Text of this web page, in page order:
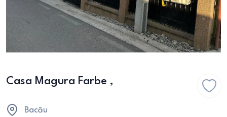
Casa Magura Farbe ,
Bacău